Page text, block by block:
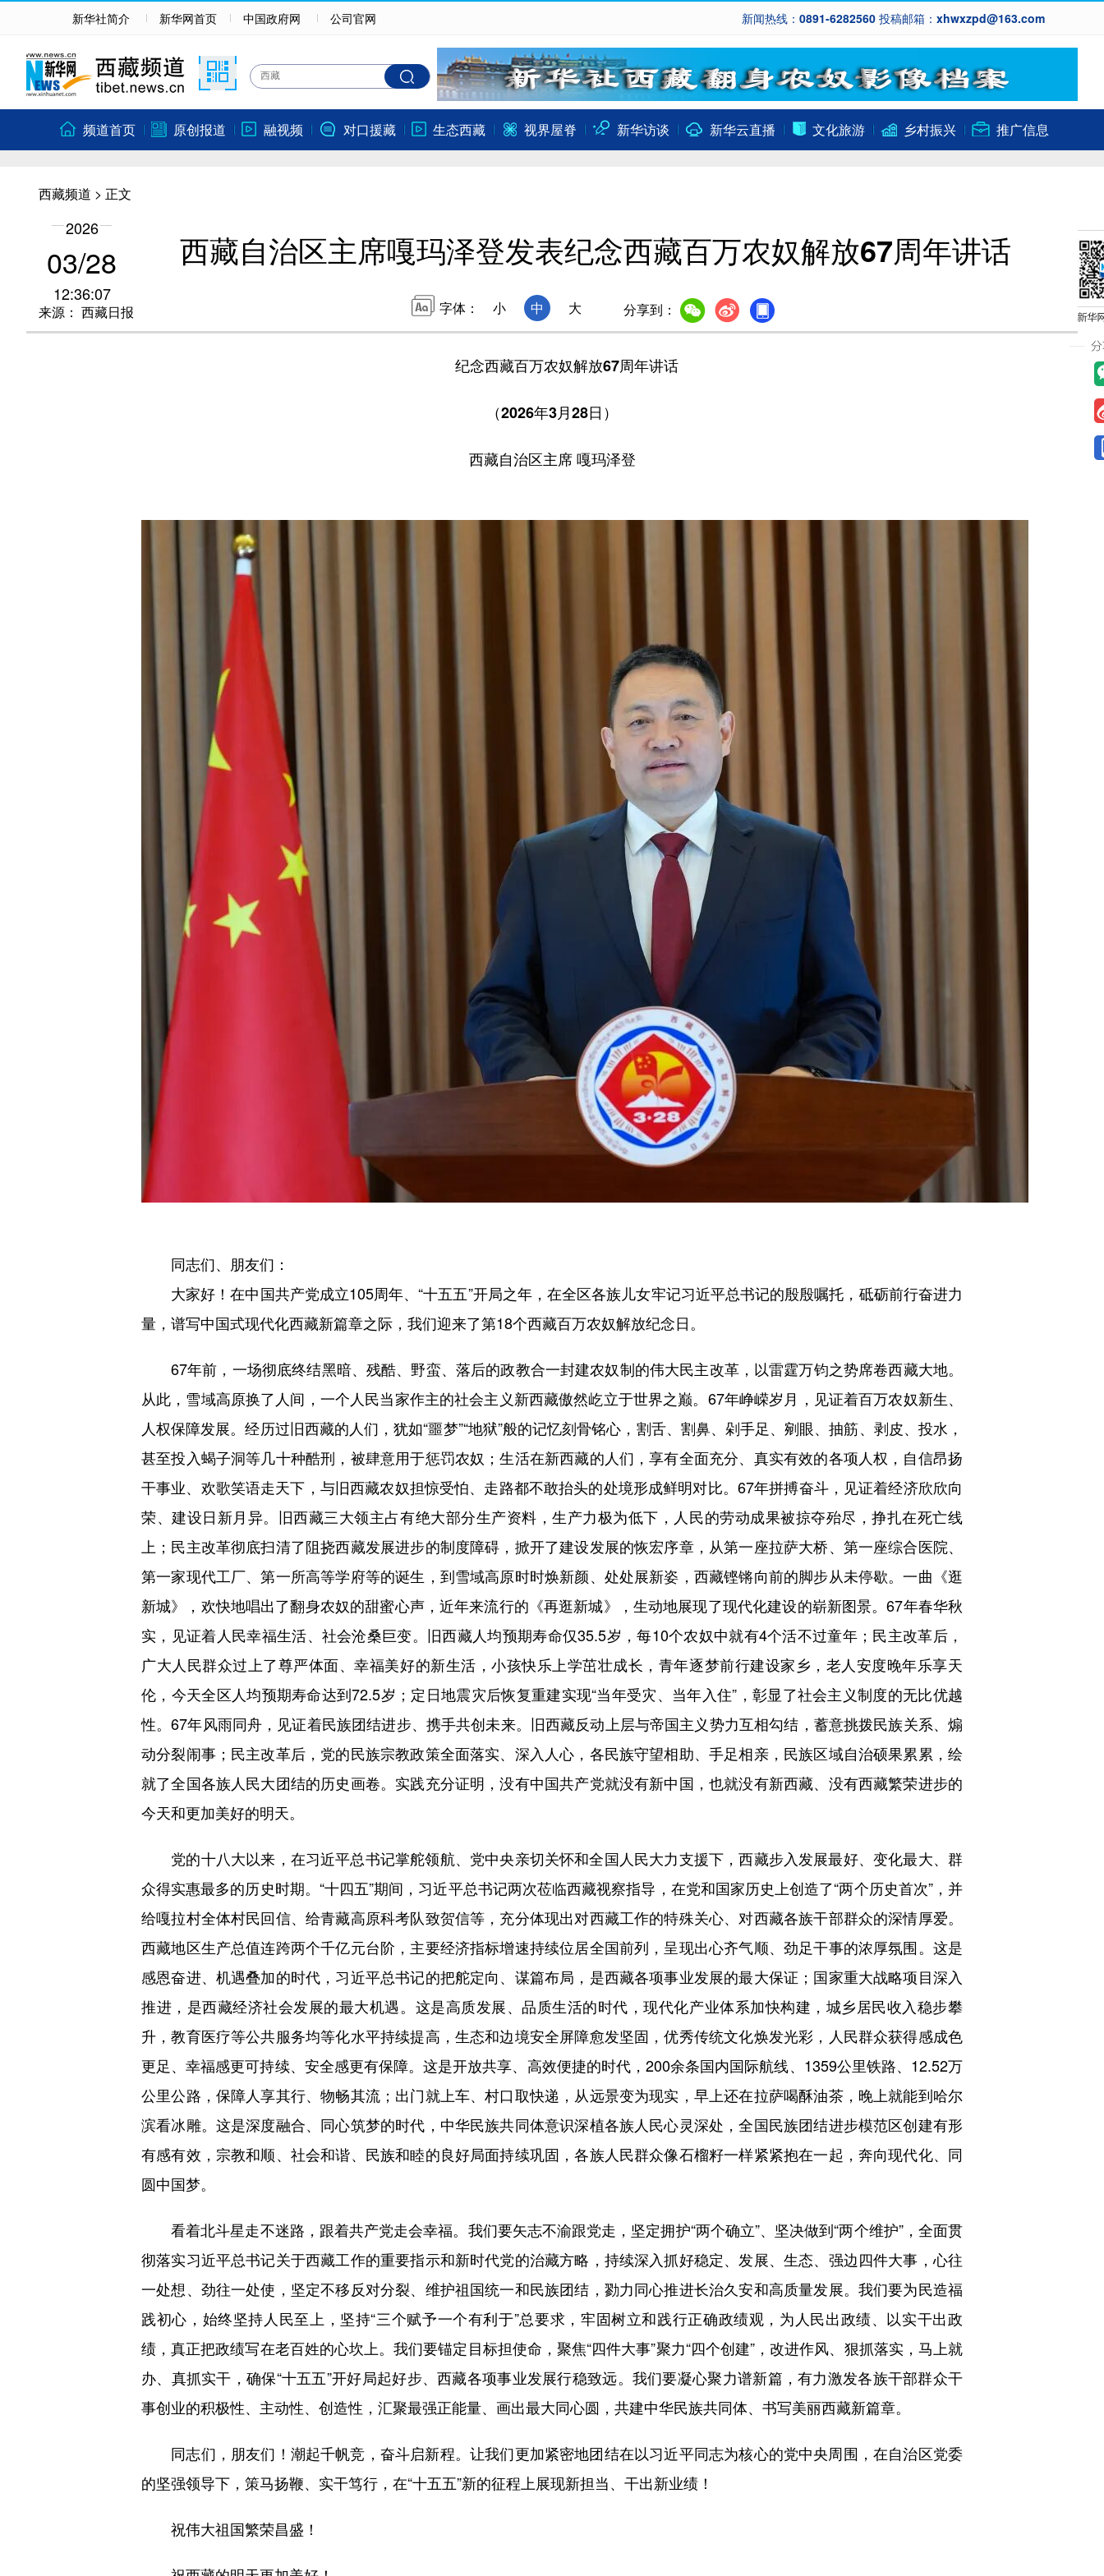
新华社简介 新华网首页 中国政府网 公司官网 新闻热线：0891-6282560 投稿邮箱：xhwxzpd@163.com
频道首页 原创报道 融视频 对口援藏 生态西藏 视界屋脊 新华访谈 新华云直播 文化旅游 乡村振兴 推广信息
西藏频道 > 正文
2026
03/28
12:36:07
来源： 西藏日报
西藏自治区主席嘎玛泽登发表纪念西藏百万农奴解放67周年讲话
字体： 小 中 大 分享到：
纪念西藏百万农奴解放67周年讲话
（2026年3月28日）
西藏自治区主席 嘎玛泽登
同志们、朋友们：
大家好！在中国共产党成立105周年、“十五五”开局之年，在全区各族儿女牢记习近平总书记的殷殷嘱托，砥砺前行奋进力
量，谱写中国式现代化西藏新篇章之际，我们迎来了第18个西藏百万农奴解放纪念日。
67年前，一场彻底终结黑暗、残酷、野蛮、落后的政教合一封建农奴制的伟大民主改革，以雷霆万钧之势席卷西藏大地。
从此，雪域高原换了人间，一个人民当家作主的社会主义新西藏傲然屹立于世界之巅。67年峥嵘岁月，见证着百万农奴新生、
人权保障发展。经历过旧西藏的人们，犹如“噩梦”“地狱”般的记忆刻骨铭心，割舌、割鼻、剁手足、剜眼、抽筋、剥皮、投水，
甚至投入蝎子洞等几十种酷刑，被肆意用于惩罚农奴；生活在新西藏的人们，享有全面充分、真实有效的各项人权，自信昂扬
干事业、欢歌笑语走天下，与旧西藏农奴担惊受怕、走路都不敢抬头的处境形成鲜明对比。67年拼搏奋斗，见证着经济欣欣向
荣、建设日新月异。旧西藏三大领主占有绝大部分生产资料，生产力极为低下，人民的劳动成果被掠夺殆尽，挣扎在死亡线
上；民主改革彻底扫清了阻挠西藏发展进步的制度障碍，掀开了建设发展的恢宏序章，从第一座拉萨大桥、第一座综合医院、
第一家现代工厂、第一所高等学府等的诞生，到雪域高原时时焕新颜、处处展新姿，西藏铿锵向前的脚步从未停歇。一曲《逛
新城》，欢快地唱出了翻身农奴的甜蜜心声，近年来流行的《再逛新城》，生动地展现了现代化建设的崭新图景。67年春华秋
实，见证着人民幸福生活、社会沧桑巨变。旧西藏人均预期寿命仅35.5岁，每10个农奴中就有4个活不过童年；民主改革后，
广大人民群众过上了尊严体面、幸福美好的新生活，小孩快乐上学茁壮成长，青年逐梦前行建设家乡，老人安度晚年乐享天
伦，今天全区人均预期寿命达到72.5岁；定日地震灾后恢复重建实现“当年受灾、当年入住”，彰显了社会主义制度的无比优越
性。67年风雨同舟，见证着民族团结进步、携手共创未来。旧西藏反动上层与帝国主义势力互相勾结，蓄意挑拨民族关系、煽
动分裂闹事；民主改革后，党的民族宗教政策全面落实、深入人心，各民族守望相助、手足相亲，民族区域自治硕果累累，绘
就了全国各族人民大团结的历史画卷。实践充分证明，没有中国共产党就没有新中国，也就没有新西藏、没有西藏繁荣进步的
今天和更加美好的明天。
党的十八大以来，在习近平总书记掌舵领航、党中央亲切关怀和全国人民大力支援下，西藏步入发展最好、变化最大、群
众得实惠最多的历史时期。“十四五”期间，习近平总书记两次莅临西藏视察指导，在党和国家历史上创造了“两个历史首次”，并
给嘎拉村全体村民回信、给青藏高原科考队致贺信等，充分体现出对西藏工作的特殊关心、对西藏各族干部群众的深情厚爱。
西藏地区生产总值连跨两个千亿元台阶，主要经济指标增速持续位居全国前列，呈现出心齐气顺、劲足干事的浓厚氛围。这是
感恩奋进、机遇叠加的时代，习近平总书记的把舵定向、谋篇布局，是西藏各项事业发展的最大保证；国家重大战略项目深入
推进，是西藏经济社会发展的最大机遇。这是高质发展、品质生活的时代，现代化产业体系加快构建，城乡居民收入稳步攀
升，教育医疗等公共服务均等化水平持续提高，生态和边境安全屏障愈发坚固，优秀传统文化焕发光彩，人民群众获得感成色
更足、幸福感更可持续、安全感更有保障。这是开放共享、高效便捷的时代，200余条国内国际航线、1359公里铁路、12.52万
公里公路，保障人享其行、物畅其流；出门就上车、村口取快递，从远景变为现实，早上还在拉萨喝酥油茶，晚上就能到哈尔
滨看冰雕。这是深度融合、同心筑梦的时代，中华民族共同体意识深植各族人民心灵深处，全国民族团结进步模范区创建有形
有感有效，宗教和顺、社会和谐、民族和睦的良好局面持续巩固，各族人民群众像石榴籽一样紧紧抱在一起，奔向现代化、同
圆中国梦。
看着北斗星走不迷路，跟着共产党走会幸福。我们要矢志不渝跟党走，坚定拥护“两个确立”、坚决做到“两个维护”，全面贯
彻落实习近平总书记关于西藏工作的重要指示和新时代党的治藏方略，持续深入抓好稳定、发展、生态、强边四件大事，心往
一处想、劲往一处使，坚定不移反对分裂、维护祖国统一和民族团结，勠力同心推进长治久安和高质量发展。我们要为民造福
践初心，始终坚持人民至上，坚持“三个赋予一个有利于”总要求，牢固树立和践行正确政绩观，为人民出政绩、以实干出政
绩，真正把政绩写在老百姓的心坎上。我们要锚定目标担使命，聚焦“四件大事”聚力“四个创建”，改进作风、狠抓落实，马上就
办、真抓实干，确保“十五五”开好局起好步、西藏各项事业发展行稳致远。我们要凝心聚力谱新篇，有力激发各族干部群众干
事创业的积极性、主动性、创造性，汇聚最强正能量、画出最大同心圆，共建中华民族共同体、书写美丽西藏新篇章。
同志们，朋友们！潮起千帆竞，奋斗启新程。让我们更加紧密地团结在以习近平同志为核心的党中央周围，在自治区党委
的坚强领导下，策马扬鞭、实干笃行，在“十五五”新的征程上展现新担当、干出新业绩！
祝伟大祖国繁荣昌盛！